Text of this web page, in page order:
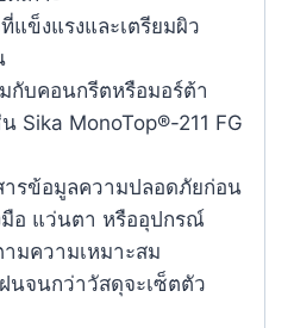
แข็งแรงและเตรียมผิว
กับคอนกรีตหรือมอร์ต้า
Sika MonoTop®-211 FG
ารข้อมูลความปลอดภัยก่อน
อ แว่นตา หรืออุปกรณ์
มความเหมาะสม
นจนกว่าวัสดุจะเซ็ตตัว